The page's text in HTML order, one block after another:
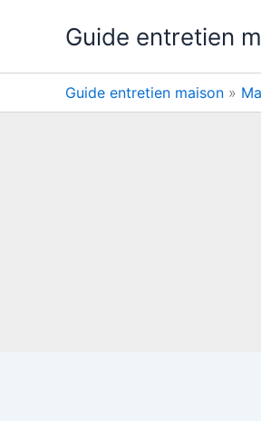
Guide entretien
Guide entretien maison »